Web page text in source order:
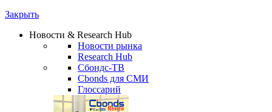
Закрыть
Новости & Research Hub
Новости рынка
Research Hub
Сбондс-ТВ
Cbonds для СМИ
Глоссарий